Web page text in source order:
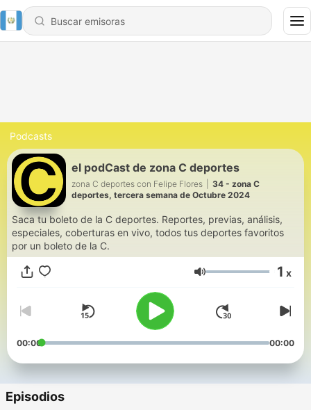
Podcasts
el podCast de zona C deportes
zona C deportes con Felipe Flores
34 - zona C
deportes, tercera semana de Octubre 2024
Saca tu boleto de la C deportes. Reportes, previas, análisis,
especiales, coberturas en vivo, todos tus deportes favoritos
por un boleto de la C.
Volumen 1 x
00:00 00:00
Episodios